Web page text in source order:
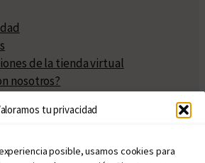
tu privacidad
posible, usamos cookies para
de la tienda virtual
nosotros?